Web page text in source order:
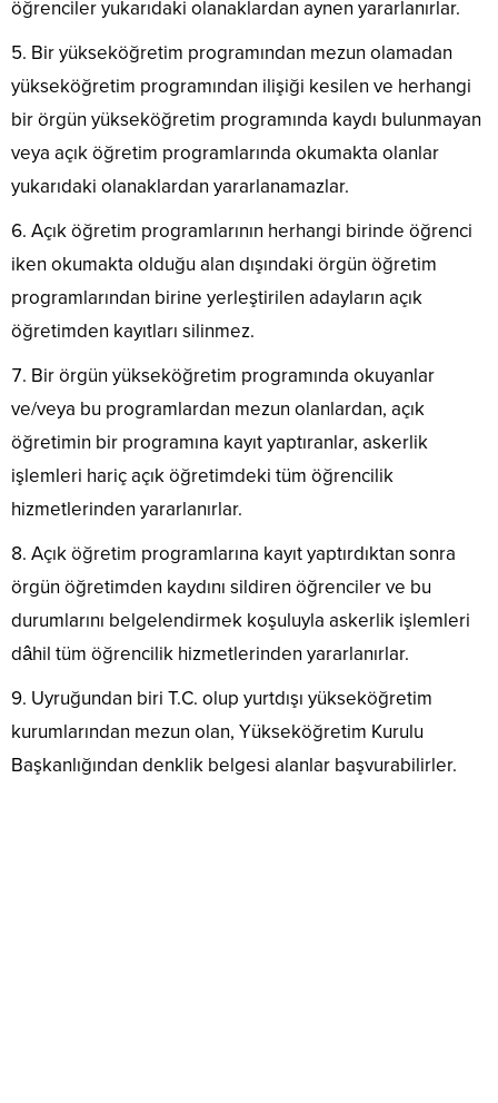
öğrenciler yukarıdaki olanaklardan aynen yararlanırlar.
Bir yükseköğretim programından mezun olamadan
yükseköğretim programından ilişiği kesilen ve herhangi
bir örgün yükseköğretim programında kaydı bulunmayan
veya açık öğretim programlarında okumakta olanlar
yukarıdaki olanaklardan yararlanamazlar.
Açık öğretim programlarının herhangi birinde öğrenci
iken okumakta olduğu alan dışındaki örgün öğretim
programlarından birine yerleştirilen adayların açık
öğretimden kayıtları silinmez.
Bir örgün yükseköğretim programında okuyanlar
ve/veya bu programlardan mezun olanlardan, açık
öğretimin bir programına kayıt yaptıranlar, askerlik
işlemleri hariç açık öğretimdeki tüm öğrencilik
hizmetlerinden yararlanırlar.
Açık öğretim programlarına kayıt yaptırdıktan sonra
örgün öğretimden kaydını sildiren öğrenciler ve bu
durumlarını belgelendirmek koşuluyla askerlik işlemleri
dâhil tüm öğrencilik hizmetlerinden yararlanırlar.
Uyruğundan biri T.C. olup yurtdışı yükseköğretim
kurumlarından mezun olan, Yükseköğretim Kurulu
Başkanlığından denklik belgesi alanlar başvurabilirler.